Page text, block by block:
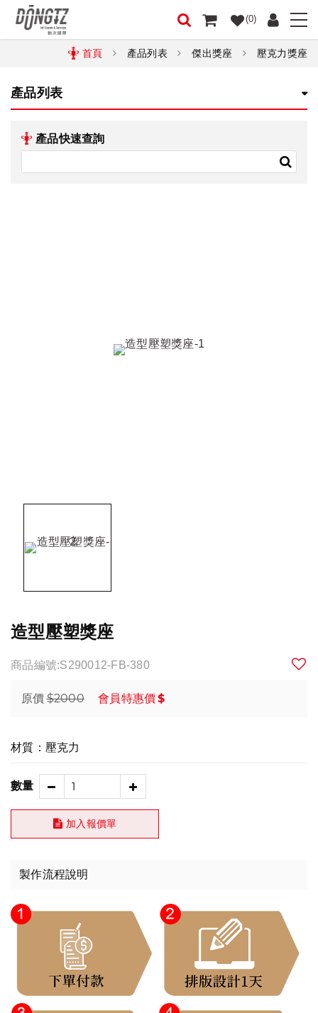
(0)
首頁 產品列表 傑出獎座 壓克力獎座
產品列表
產品快速查詢
造型壓塑獎座
商品編號:S290012-FB-380
原價 $2000 會員特惠價$
材質：壓克力
數量
加入報價單
製作流程說明